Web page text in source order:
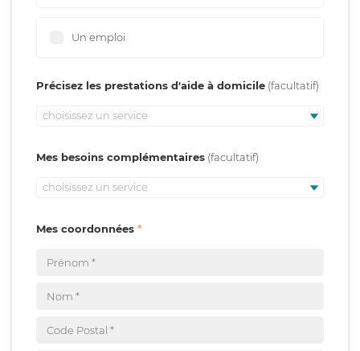
Un emploi
Précisez les prestations d'aide à domicile
choisissez un service
Mes besoins complémentaires
choisissez un service
Mes coordonnées